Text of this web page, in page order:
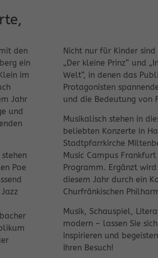
den
ein
im
Jahr
und
Poe
Nicht nur für Kinder
„Der kleine Prinz“ und
Welt“, in denen das
Protagonisten
und die Bedeutung von
Musikalisch stehen in
beliebten Konzerte in
Stadtpfarrkirche
Music Campus
Programm. Ergänzt wird
diesem Jahr durch ein
Churfränkischen
Musik, Schauspiel,
modern – lassen Sie
inspirieren und
Ihren Besuch!